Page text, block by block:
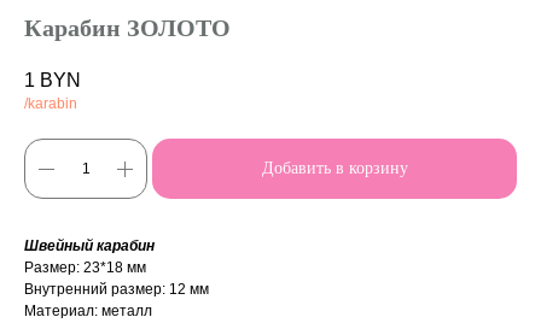
Карабин ЗОЛОТО
1 BYN
/karabin
Добавить в корзину
Швейный карабин
Размер: 23*18 мм
Внутренний размер: 12 мм
Материал: металл